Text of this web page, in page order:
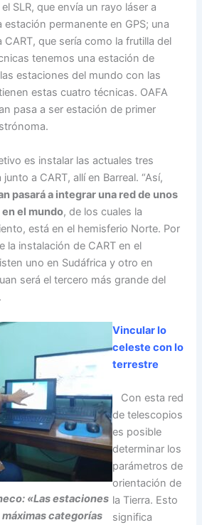
SLR, que envía un rayo láser a
permanente en GPS; una
CART, que sería como la frutilla del
tenemos una estación de
estaciones del mundo con las
estas cuatro técnicas. OAFA
pasa a ser estación de primer
es instalar las actuales tres
a CART, allí en Barreal. “Así,
pasará a integrar una red de unos
el mundo, de los cuales la
está en el hemisferio Norte. Por
la instalación de CART en el
uno en Sudáfrica y otro en
será el tercero más grande del
«Las estaciones
categorías
Vincular lo
celeste con lo
terrestre
Con esta red
de telescopios
es posible
determinar los
parámetros de
orientación de
la Tierra. Esto
significa